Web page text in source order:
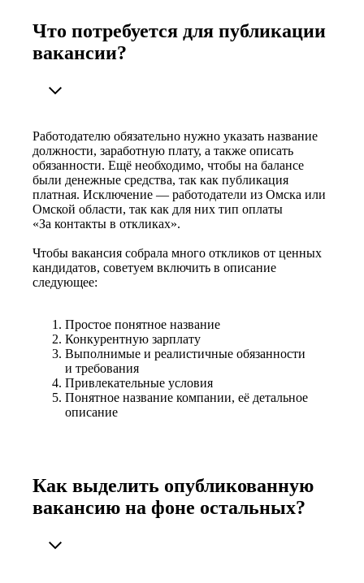
Что потребуется для публикации
вакансии?
Работодателю обязательно нужно указать название
должности, заработную плату, а также описать
обязанности. Ещё необходимо, чтобы на балансе
были денежные средства, так как публикация
платная. Исключение — работодатели из Омска или
Омской области, так как для них тип оплаты
«За контакты в откликах».
Чтобы вакансия собрала много откликов от ценных
кандидатов, советуем включить в описание
следующее:
Простое понятное название
Конкурентную зарплату
Выполнимые и реалистичные обязанности
и требования
Привлекательные условия
Понятное название компании, её детальное
описание
Как выделить опубликованную
вакансию на фоне остальных?